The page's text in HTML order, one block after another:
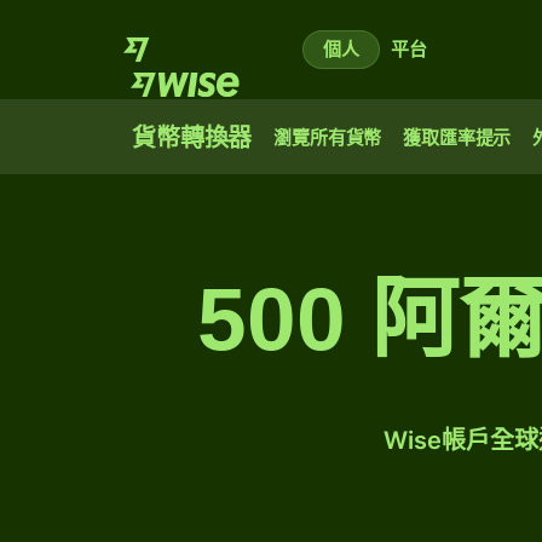
個人 平台
貨幣轉換器 瀏覽所有貨幣 獲取匯率提示
500 阿
Wise帳戶全